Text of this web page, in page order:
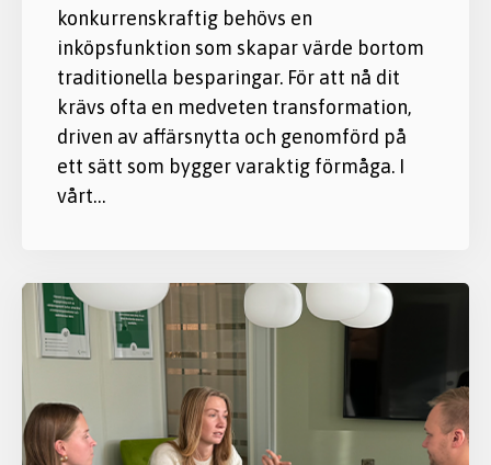
konkurrenskraftig behövs en
inköpsfunktion som skapar värde bortom
traditionella besparingar. För att nå dit
krävs ofta en medveten transformation,
driven av affärsnytta och genomförd på
ett sätt som bygger varaktig förmåga. I
vårt…